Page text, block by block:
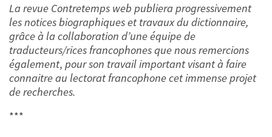
La revue Contretemps web publiera progressivement
les notices biographiques et travaux du dictionnaire,
grâce à la collaboration d’une équipe de
traducteurs/rices francophones que nous remercions
également, pour son travail important visant à faire
connaitre au lectorat francophone cet immense projet
de recherches.
***